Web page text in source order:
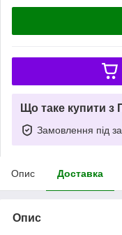
Що таке купити з
Замовлення під
Опис Доставка
Опис